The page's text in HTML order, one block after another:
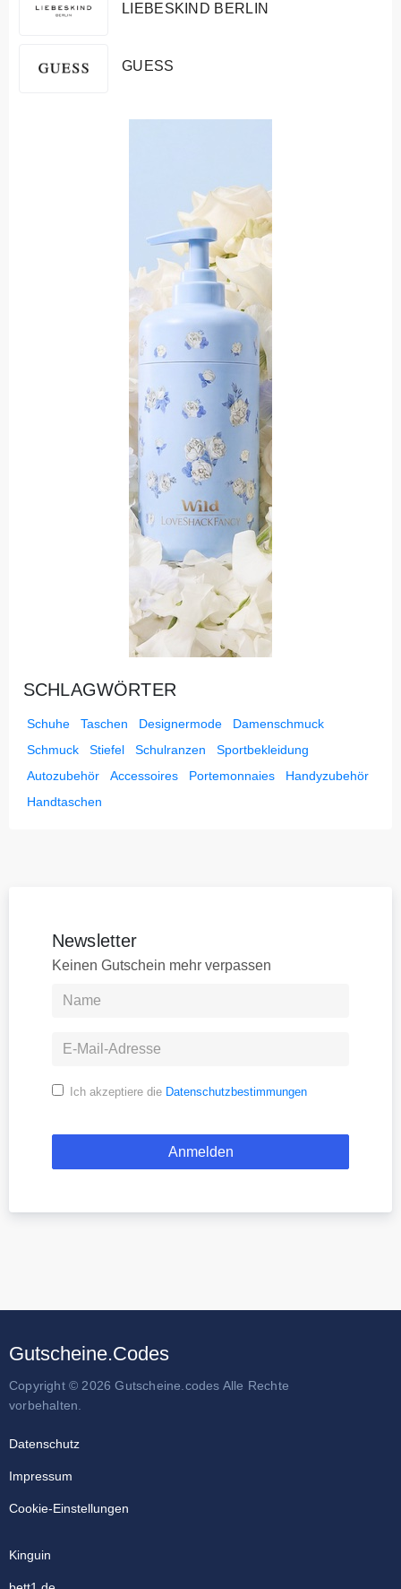
LIEBESKIND BERLIN
GUESS
SCHLAGWÖRTER
Schuhe Taschen Designermode
Damenschmuck
Schmuck
Stiefel Schulranzen
Sportbekleidung
Autozubehör
Accessoires Portemonnaies
Handyzubehör
Handtaschen
Newsletter
Keinen Gutschein mehr verpassen
Ich akzeptiere die Datenschutzbestimmungen
Gutscheine.Codes
Copyright © 2026 Gutscheine.codes Alle Rechte
vorbehalten.
Datenschutz
Impressum
Cookie-Einstellungen
Kinguin